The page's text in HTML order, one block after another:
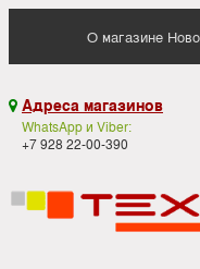
О магазине
 Адреса магазинов
WhatsApp и Viber:
+7 928 22-00-390